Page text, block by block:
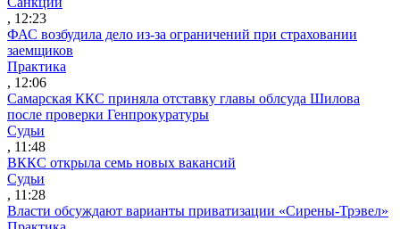
, 12:23
ФАС возбудила дело из-за ограничений при страховании
заемщиков
Практика
, 12:06
Самарская ККС приняла отставку главы облсуда Шилова
после проверки Генпрокуратуры
Судьи
, 11:48
ВККС открыла семь новых вакансий
Судьи
, 11:28
Власти обсуждают варианты приватизации «Сирены-Трэвел»